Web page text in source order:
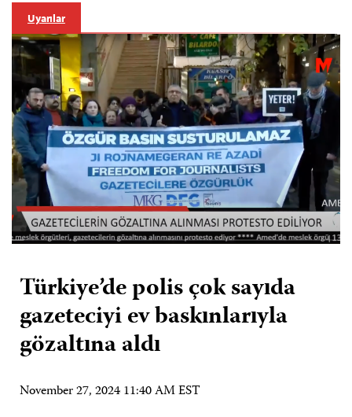
Uyarılar
Türkiye’de polis çok sayıda
gazeteciyi ev baskınlarıyla
gözaltına aldı
November 27, 2024 11:40 AM EST